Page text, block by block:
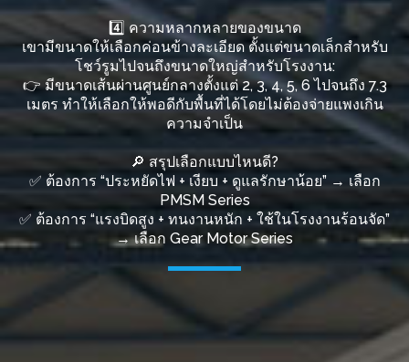
4️⃣ ความหลากหลายของขนาด
เขามีขนาดให้เลือกค่อนข้างละเอียด ตั้งแต่ขนาดเล็กสำหรับ
โชว์รูมไปจนถึงขนาดใหญ่สำหรับโรงงาน:
👉 มีขนาดเส้นผ่านศูนย์กลางตั้งแต่ 2, 3, 4, 5, 6 ไปจนถึง 7.3
เมตร ทำให้เลือกให้พอดีกับพื้นที่ได้โดยไม่ต้องจ่ายแพงเกิน
ความจำเป็น
🔎 สรุปเลือกแบบไหนดี?
✅ ต้องการ “ประหยัดไฟ + เงียบ + ดูแลรักษาน้อย” → เลือก
PMSM Series
✅ ต้องการ “แรงบิดสูง + ทนงานหนัก + ใช้ในโรงงานร้อนจัด”
→ เลือก Gear Motor Series